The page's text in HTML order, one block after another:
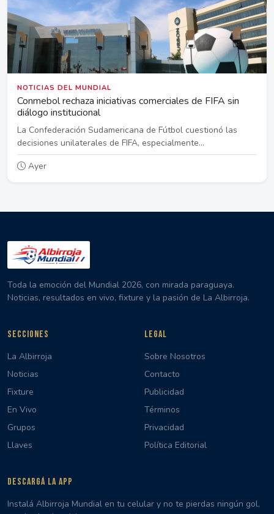
NOTICIAS DEL MUNDIAL
Conmebol rechaza iniciativas comerciales de FIFA sin
diálogo institucional
La Confederación Sudamericana de Fútbol cuestionó las
decisiones unilaterales de FIFA, especialmente...
Ayer
Toda la emoción del Mundial 2026, con mirada paraguaya.
Noticias, resultados en vivo, fixture y la pasión de La Albirroja.
SECCIONES
La Albirroja
Noticias
Fixture
En Vivo
Grupos
Llaves
LEGAL
Sobre Nosotros
Contacto
Publicidad
Términos
Privacidad
Política Editorial
DESCARGÁ LA APP
Instalá Albirroja Mundial en tu celular y no te pierdas ningún gol,